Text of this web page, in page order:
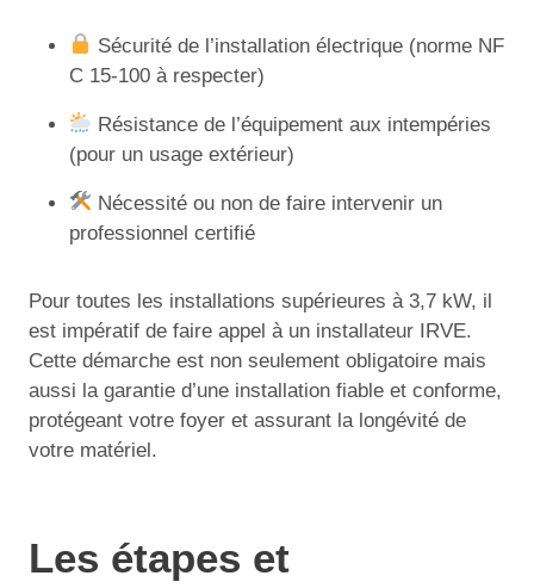
Sécurité de l’installation électrique (norme NF
C 15-100 à respecter)
Résistance de l’équipement aux intempéries
(pour un usage extérieur)
Nécessité ou non de faire intervenir un
professionnel certifié
Pour toutes les installations supérieures à 3,7 kW, il
est impératif de faire appel à un installateur IRVE.
Cette démarche est non seulement obligatoire mais
aussi la garantie d’une installation fiable et conforme,
protégeant votre foyer et assurant la longévité de
votre matériel.
Les étapes et